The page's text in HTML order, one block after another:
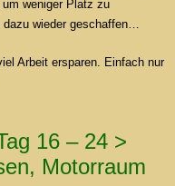
weniger Platz zu
dazu wieder geschaffen…
Arbeit ersparen. Einfach nur
16 – 24 >
Motorraum